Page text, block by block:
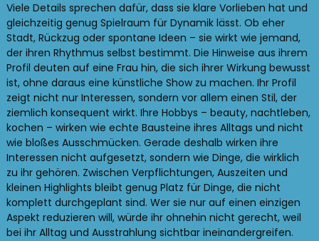
Viele Details sprechen dafür, dass sie klare Vorlieben hat und
gleichzeitig genug Spielraum für Dynamik lässt. Ob eher
Stadt, Rückzug oder spontane Ideen – sie wirkt wie jemand,
der ihren Rhythmus selbst bestimmt. Die Hinweise aus ihrem
Profil deuten auf eine Frau hin, die sich ihrer Wirkung bewusst
ist, ohne daraus eine künstliche Show zu machen. Ihr Profil
zeigt nicht nur Interessen, sondern vor allem einen Stil, der
ziemlich konsequent wirkt. Ihre Hobbys – beauty, nachtleben,
kochen – wirken wie echte Bausteine ihres Alltags und nicht
wie bloßes Ausschmücken. Gerade deshalb wirken ihre
Interessen nicht aufgesetzt, sondern wie Dinge, die wirklich
zu ihr gehören. Zwischen Verpflichtungen, Auszeiten und
kleinen Highlights bleibt genug Platz für Dinge, die nicht
komplett durchgeplant sind. Wer sie nur auf einen einzigen
Aspekt reduzieren will, würde ihr ohnehin nicht gerecht, weil
bei ihr Alltag und Ausstrahlung sichtbar ineinandergreifen.